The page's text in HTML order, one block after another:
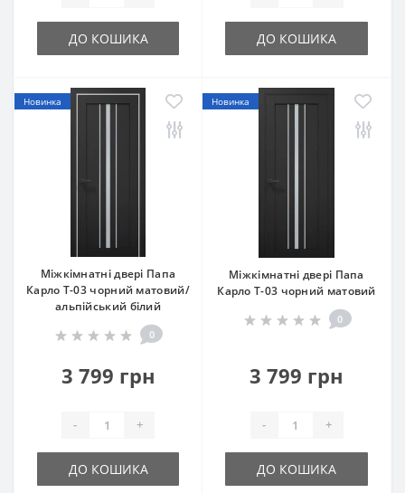
ДО КОШИКА ДО КОШИКА
Новинка
Міжкімнатні двері Папа
Карло T-03 чорний матовий/
альпійський білий
0
3 799 грн
- +
ДО КОШИКА
Новинка
Міжкімнатні двері Папа
Карло T-03 чорний матовий
0
3 799 грн
- +
ДО КОШИКА